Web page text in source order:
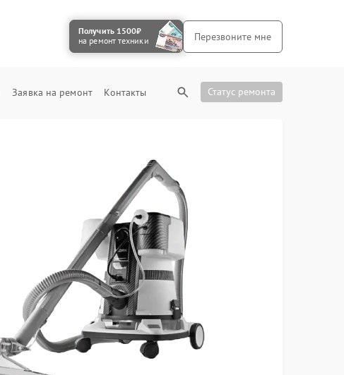
Получить 1500₽
на ремонт техники
Перезвоните мне
Заявка на ремонт Контакты Статус ремонта